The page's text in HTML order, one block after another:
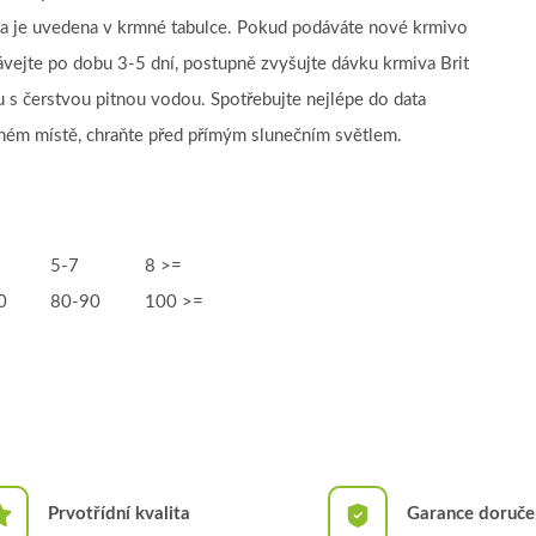
je uvedena v krmné tabulce. Pokud podáváte nové krmivo
po dobu 3-5 dní, postupně zvyšujte dávku krmiva Brit
s čerstvou pitnou vodou. Spotřebujte nejlépe do data
místě, chraňte před přímým slunečním světlem.
5-7
8 >=
80-90 100 >=
Prvotřídní kvalita Garance